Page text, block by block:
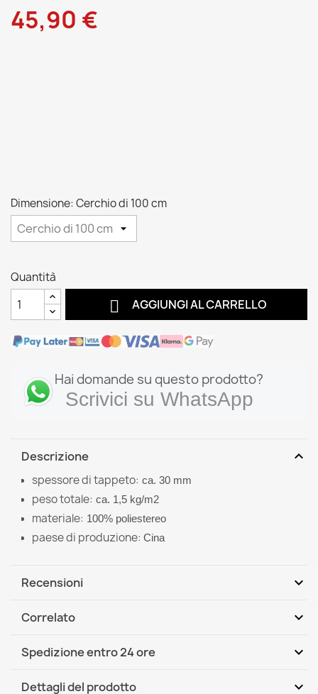
45,90 €
Dimensione: Cerchio di 100 cm
Quantità
 AGGIUNGI AL CARRELLO
Hai domande su questo prodotto?
Scrivici su WhatsApp
Descrizione expand_more
spessore di tappeto: ca. 30 mm
peso totale: ca. 1,5 kg/m2
materiale: 100% poliestereo
paese di produzione: Cina
Recensioni expand_more
Correlato expand_more
Spedizione entro 24 ore expand_more
Dettagli del prodotto expand_more